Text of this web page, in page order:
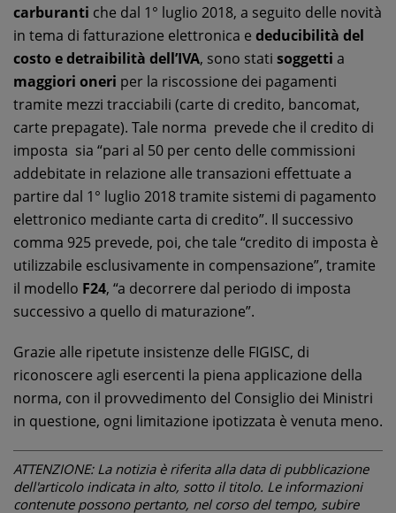
carburanti che dal 1° luglio 2018, a seguito delle novità
in tema di fatturazione elettronica e deducibilità del
costo e detraibilità dell’IVA, sono stati soggetti a
maggiori oneri per la riscossione dei pagamenti
tramite mezzi tracciabili (carte di credito, bancomat,
carte prepagate). Tale norma prevede che il credito di
imposta sia “pari al 50 per cento delle commissioni
addebitate in relazione alle transazioni effettuate a
partire dal 1° luglio 2018 tramite sistemi di pagamento
elettronico mediante carta di credito”. Il successivo
comma 925 prevede, poi, che tale “credito di imposta è
utilizzabile esclusivamente in compensazione”, tramite
il modello F24, “a decorrere dal periodo di imposta
successivo a quello di maturazione”.
Grazie alle ripetute insistenze delle FIGISC, di
riconoscere agli esercenti la piena applicazione della
norma, con il provvedimento del Consiglio dei Ministri
in questione, ogni limitazione ipotizzata è venuta meno.
ATTENZIONE: La notizia è riferita alla data di pubblicazione
dell'articolo indicata in alto, sotto il titolo. Le informazioni
contenute possono pertanto, nel corso del tempo, subire